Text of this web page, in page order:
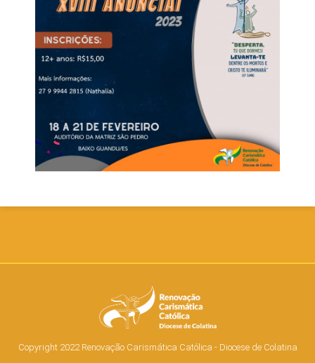
Copyright 2022 Renovação Carismática Católica - Diocese de Colatina